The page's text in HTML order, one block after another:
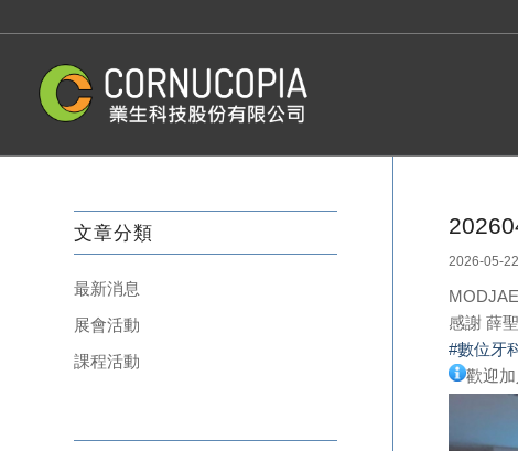
2026-05-22
感謝 薛
#數位牙
歡迎
文章分類
最新消息
展會活動
課程活動